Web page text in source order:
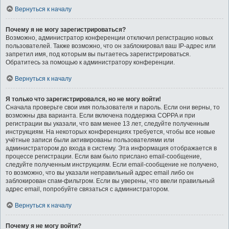
Вернуться к началу
Почему я не могу зарегистрироваться?
Возможно, администратор конференции отключил регистрацию новых
пользователей. Также возможно, что он заблокировал ваш IP-адрес или
запретил имя, под которым вы пытаетесь зарегистрироваться.
Обратитесь за помощью к администратору конференции.
Вернуться к началу
Я только что зарегистрировался, но не могу войти!
Сначала проверьте свои имя пользователя и пароль. Если они верны, то
возможны два варианта. Если включена поддержка COPPA и при
регистрации вы указали, что вам менее 13 лет, следуйте полученным
инструкциям. На некоторых конференциях требуется, чтобы все новые
учётные записи были активированы пользователями или
администратором до входа в систему. Эта информация отображается в
процессе регистрации. Если вам было прислано email-сообщение,
следуйте полученным инструкциям. Если email-сообщение не получено,
то возможно, что вы указали неправильный адрес email либо он
заблокирован спам-фильтром. Если вы уверены, что ввели правильный
адрес email, попробуйте связаться с администратором.
Вернуться к началу
Почему я не могу войти?